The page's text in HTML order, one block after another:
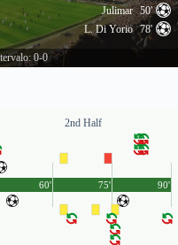
Julimar 50'
L. Di Yorio 78'
0-0
2nd Half
90'
60' 75'